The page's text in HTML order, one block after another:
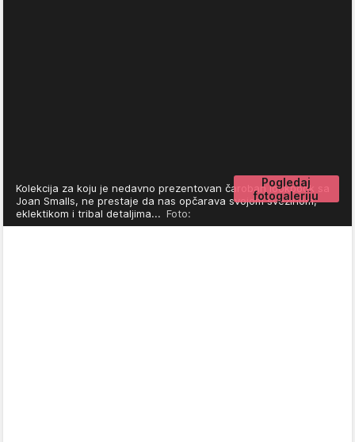
Pogledaj
fotogaleriju
Kolekcija za koju je nedavno prezentovan čaroban lookbook sa
Joan Smalls, ne prestaje da nas opčarava svojom svežinom,
eklektikom i tribal detaljima... Foto: